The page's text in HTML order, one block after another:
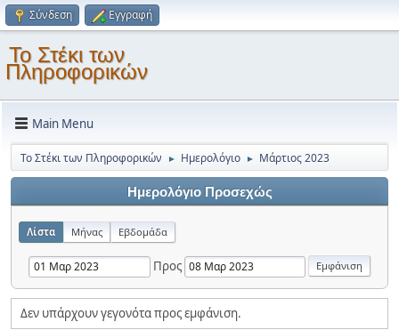
Σύνδεση Εγγραφή
Το Στέκι των
Πληροφορικών
Main Menu
Το Στέκι των Πληροφορικών ► Ημερολόγιο ► Μάρτιος 2023
Ημερολόγιο Προσεχώς
Λίστα Μήνας Εβδομάδα
Προς
Δεν υπάρχουν γεγονότα προς εμφάνιση.